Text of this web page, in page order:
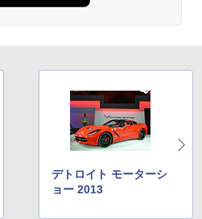
デトロイト モーターシ
ョー 2013